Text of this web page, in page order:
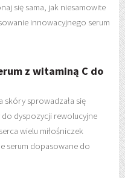
się sama, jak niesamowite
innowacyjnego serum
z witaminą C do
skóry sprowadzała się
do dyspozycji rewolucyjne
wielu miłośniczek
serum dopasowane do